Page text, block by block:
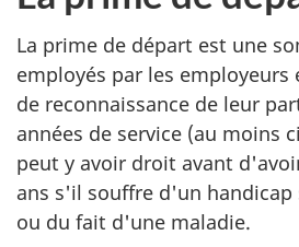
La prime de départ est une
employés par les
de reconnaissance de leur
années de service (au moins
peut y avoir droit avant
ans s'il souffre d'un handicap
ou du fait d'une maladie.